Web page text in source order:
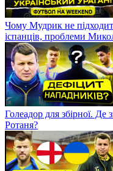
Чому Мудрик не
іспанців, проблеми
Голеадор для збірної. Де
Ротаня?